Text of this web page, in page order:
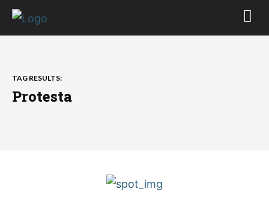
TAG RESULTS:
Protesta